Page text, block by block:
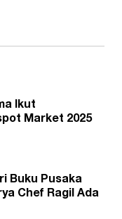
Ikut
Market 2025
Buku Pusaka
Chef Ragil Ada